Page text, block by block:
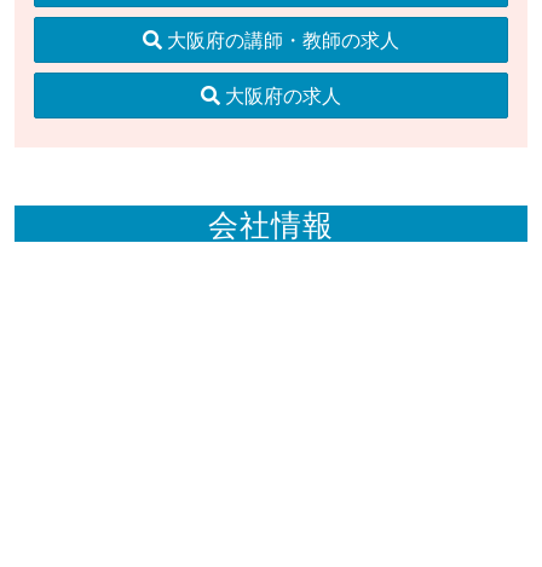
大阪府の講師・教師の求人
大阪府の求人
会社情報